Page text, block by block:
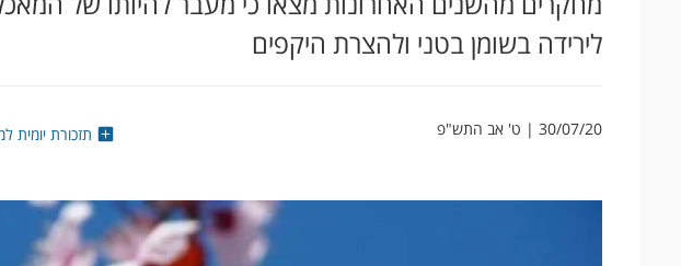
לירידה בשומן בטני ולהצרת היקפים
30/07/20 | ט' אב התש"פ תזכורת יומית